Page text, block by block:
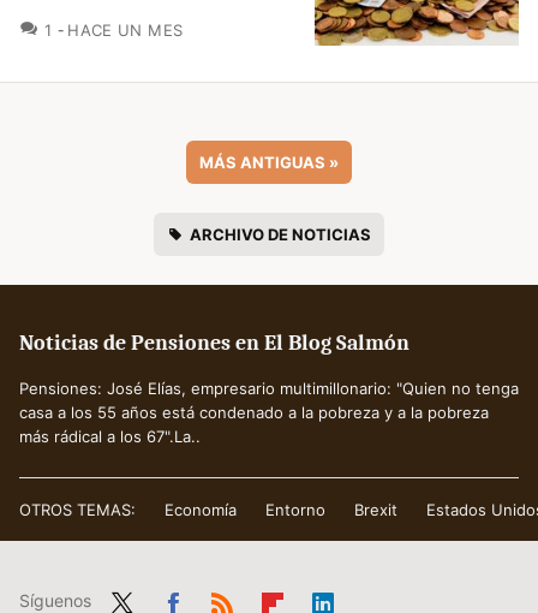
1 COMENTARIOS
HACE UN MES
MÁS ANTIGUAS »
ARCHIVO DE NOTICIAS
Noticias de Pensiones en El Blog Salmón
Pensiones: José Elías, empresario multimillonario: "Quien no tenga
casa a los 55 años está condenado a la pobreza y a la pobreza
más rádical a los 67".La..
OTROS TEMAS: Economía Entorno Brexit Estados
Síguenos